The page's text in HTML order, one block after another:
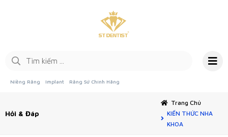
Niềng Răng Implant Răng Sứ Chính Hãng
Hỏi & Đáp
Trang Chủ
KIẾN THỨC NHA
KHOA